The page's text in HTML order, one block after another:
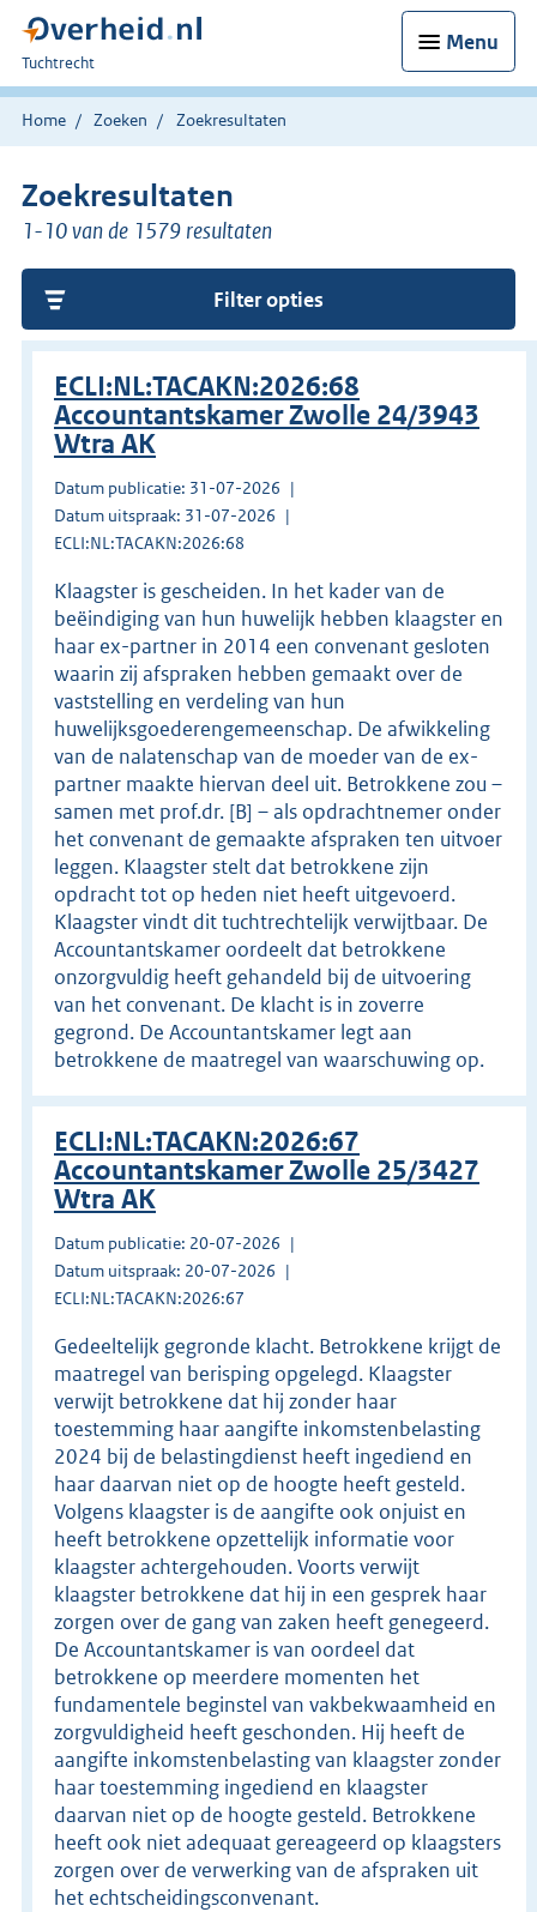
Menu
U
bent
hier:
Tuchtrecht
Home Zoeken Zoekresultaten
Zoekresultaten
1-10 van de 1579 resultaten
Filter opties
ECLI:NL:TACAKN:2026:68
Accountantskamer Zwolle 24/3943
Wtra AK
Datum publicatie: 31-07-2026
Datum uitspraak: 31-07-2026
ECLI:NL:TACAKN:2026:68
Klaagster is gescheiden. In het kader van de
beëindiging van hun huwelijk hebben klaagster en
haar ex-partner in 2014 een convenant gesloten
waarin zij afspraken hebben gemaakt over de
vaststelling en verdeling van hun
huwelijksgoederengemeenschap. De afwikkeling
van de nalatenschap van de moeder van de ex-
partner maakte hiervan deel uit. Betrokkene zou –
samen met prof.dr. [B] – als opdrachtnemer onder
het convenant de gemaakte afspraken ten uitvoer
leggen. Klaagster stelt dat betrokkene zijn
opdracht tot op heden niet heeft uitgevoerd.
Klaagster vindt dit tuchtrechtelijk verwijtbaar. De
Accountantskamer oordeelt dat betrokkene
onzorgvuldig heeft gehandeld bij de uitvoering
van het convenant. De klacht is in zoverre
gegrond. De Accountantskamer legt aan
betrokkene de maatregel van waarschuwing op.
ECLI:NL:TACAKN:2026:67
Accountantskamer Zwolle 25/3427
Wtra AK
Datum publicatie: 20-07-2026
Datum uitspraak: 20-07-2026
ECLI:NL:TACAKN:2026:67
Gedeeltelijk gegronde klacht. Betrokkene krijgt de
maatregel van berisping opgelegd. Klaagster
verwijt betrokkene dat hij zonder haar
toestemming haar aangifte inkomstenbelasting
2024 bij de belastingdienst heeft ingediend en
haar daarvan niet op de hoogte heeft gesteld.
Volgens klaagster is de aangifte ook onjuist en
heeft betrokkene opzettelijk informatie voor
klaagster achtergehouden. Voorts verwijt
klaagster betrokkene dat hij in een gesprek haar
zorgen over de gang van zaken heeft genegeerd.
De Accountantskamer is van oordeel dat
betrokkene op meerdere momenten het
fundamentele beginstel van vakbekwaamheid en
zorgvuldigheid heeft geschonden. Hij heeft de
aangifte inkomstenbelasting van klaagster zonder
haar toestemming ingediend en klaagster
daarvan niet op de hoogte gesteld. Betrokkene
heeft ook niet adequaat gereageerd op klaagsters
zorgen over de verwerking van de afspraken uit
het echtscheidingsconvenant.